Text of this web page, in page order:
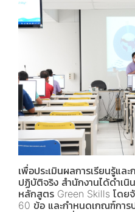
เพื่อประเมินผลการเรียนรู้แล
ปฏิบัติจริง สำนักงานได้ดำเนิ
หลักสูตร Green Skills โดย
60 ข้อ และกำหนดเกณฑ์การ